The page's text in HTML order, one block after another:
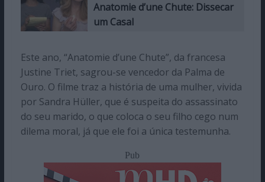
Anatomie d’une Chute: Dissecar
um Casal
Este ano, “Anatomie d’une Chute”, da francesa
Justine Triet, sagrou-se vencedor da Palma de
Ouro. O filme traz a história de uma mulher, vivida
por Sandra Hüller, que é suspeita do assassinato
do seu marido, o que coloca o seu filho cego num
dilema moral, já que ele foi a única testemunha.
Pub